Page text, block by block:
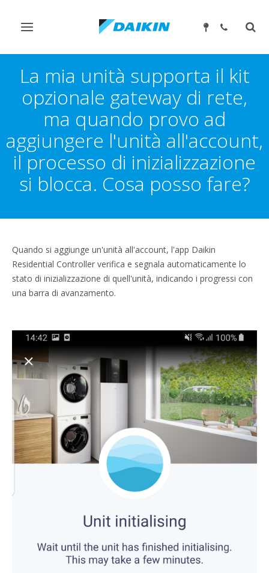
Attiva/disattiva
La mia unità supporta il kit
opzionale gateway di rete,
ma quando provo ad
aggiungere l'unità all'account,
il processo di inizializzazione
si blocca. Cosa posso fare?
Quando si aggiunge un'unità all'account, l'app Daikin
Residential Controller verifica e segnala automaticamente lo
stato di inizializzazione di quell'unità, indicando i progressi con
una barra di avanzamento.